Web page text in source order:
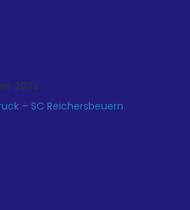
2024
– SC Reichersbeuern